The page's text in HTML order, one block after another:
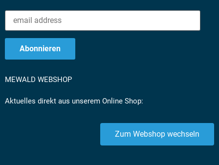
MEWALD WEBSHOP
Aktuelles direkt aus unserem Online Shop:
Zum Webshop wechseln